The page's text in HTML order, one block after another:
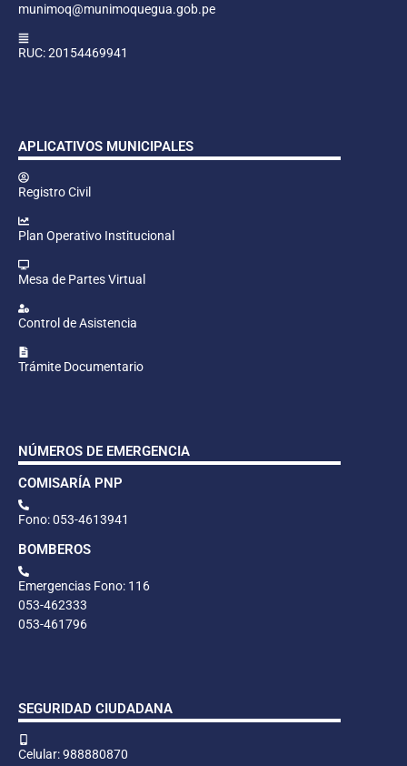
munimoq@munimoquegua.gob.pe
RUC: 20154469941
APLICATIVOS MUNICIPALES
Registro Civil
Plan Operativo Institucional
Mesa de Partes Virtual
Control de Asistencia
Trámite Documentario
NÚMEROS DE EMERGENCIA
COMISARÍA PNP
Fono: 053-4613941
BOMBEROS
Emergencias Fono: 116
053-462333
053-461796
SEGURIDAD CIUDADANA
Celular: 988880870